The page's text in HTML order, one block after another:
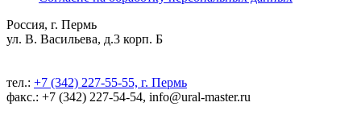
Россия, г. Пермь
ул. В. Васильева, д.3 корп. Б
тел.: +7 (342) 227-55-55, г. Пермь
факс.: +7 (342) 227-54-54, info@ural-master.ru